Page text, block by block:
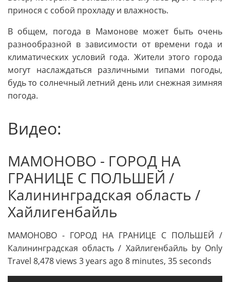
принося с собой прохладу и влажность.
В общем, погода в Мамонове может быть очень
разнообразной в зависимости от времени года и
климатических условий года. Жители этого города
могут наслаждаться различными типами погоды,
будь то солнечный летний день или снежная зимняя
погода.
Видео:
МАМОНОВО - ГОРОД НА
ГРАНИЦЕ С ПОЛЬШЕЙ /
Калининградская область /
Хайлигенбайль
МАМОНОВО - ГОРОД НА ГРАНИЦЕ С ПОЛЬШЕЙ /
Калининградская область / Хайлигенбайль by Only
Travel 8,478 views 3 years ago 8 minutes, 35 seconds